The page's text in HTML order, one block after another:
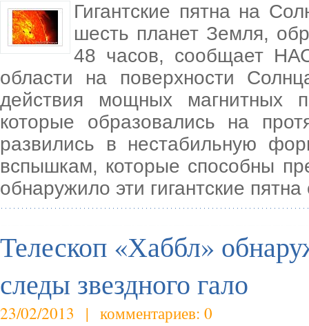
Гигантские пятна на
шесть планет Земля,
48 часов, сообщает
области на поверхности
действия мощных магнитных
которые образовались на
развились в нестабильную
вспышкам, которые способны
обнаружило эти гигантские
Телескоп «Хаббл»
следы звездного гало
23/02/2013 | комментариев: 0